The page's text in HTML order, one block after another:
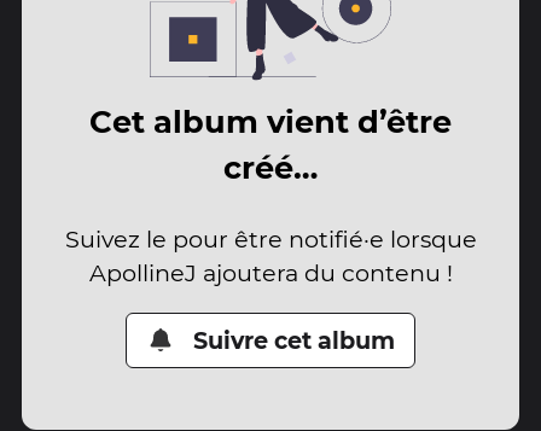
Cet album vient d’être
créé…
Suivez le pour être notifié·e lorsque
ApollineJ ajoutera du contenu !
Suivre cet album